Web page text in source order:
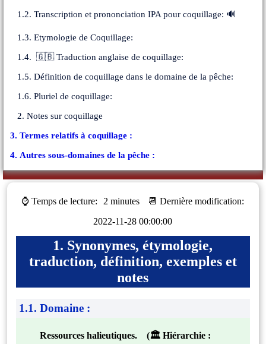
1.2. Transcription et prononciation IPA pour coquillage: 🔊
1.3. Etymologie de Coquillage:
1.4. 🇬🇧 Traduction anglaise de coquillage:
1.5. Définition de coquillage dans le domaine de la pêche:
1.6. Pluriel de coquillage:
2. Notes sur coquillage
3. Termes relatifs à coquillage :
4. Autres sous-domaines de la pêche :
⌚ Temps de lecture: 2 minutes
📆 Dernière modification:
2022-11-28 00:00:00
1. Synonymes, étymologie,
traduction, définition, exemples et
notes
1.1. Domaine :
Ressources halieutiques. (🏛 Hiérarchie :